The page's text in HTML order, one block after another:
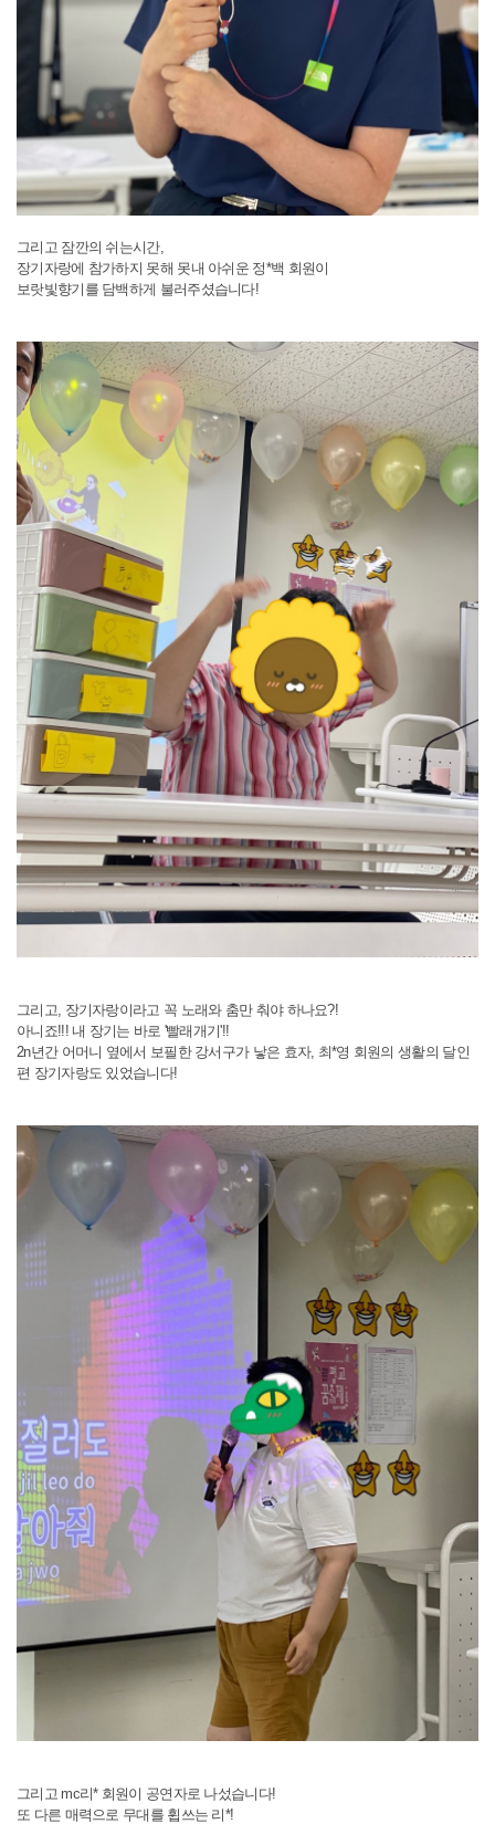
그리고 잠깐의 쉬는시간,
장기자랑에 참가하지 못해 못내 아쉬운 정*백 회원이
보랏빛향기를 담백하게 불러주셨습니다!
그리고, 장기자랑이라고 꼭 노래와 춤만 춰야 하나요?!
아니죠!!! 내 장기는 바로 '빨래개기'!!
2n년간 어머니 옆에서 보필한 강서구가 낳은 효자, 최*영 회원의 생활의 달인
편 장기자랑도 있었습니다!
그리고 mc리* 회원이 공연자로 나섰습니다!
또 다른 매력으로 무대를 휩쓰는 리*!